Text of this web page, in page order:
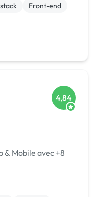
Front-end
4,84
& Mobile avec +8